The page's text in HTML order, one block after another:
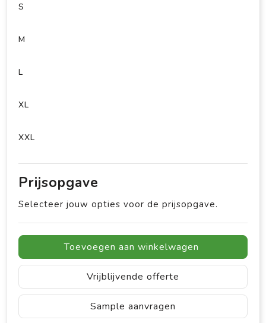
S
M
L
XL
XXL
Prijsopgave
Selecteer jouw opties voor de prijsopgave.
Toevoegen aan winkelwagen
Vrijblijvende offerte
Sample aanvragen